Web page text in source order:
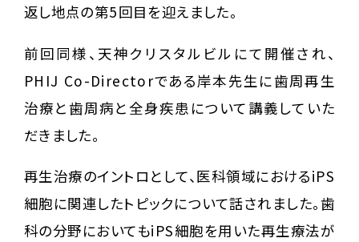
返し地点の第5回目を迎えました。
前回同様、天神クリスタルビルにて開催され、
PHIJ Co-Directorである岸本先生に歯周再生
治療と歯周病と全身疾患について講義していた
だきました。
再生治療のイントロとして、医科領域におけるiPS
細胞に関連したトピックについて話されました。歯
科の分野においてもiPS細胞を用いた再生療法が